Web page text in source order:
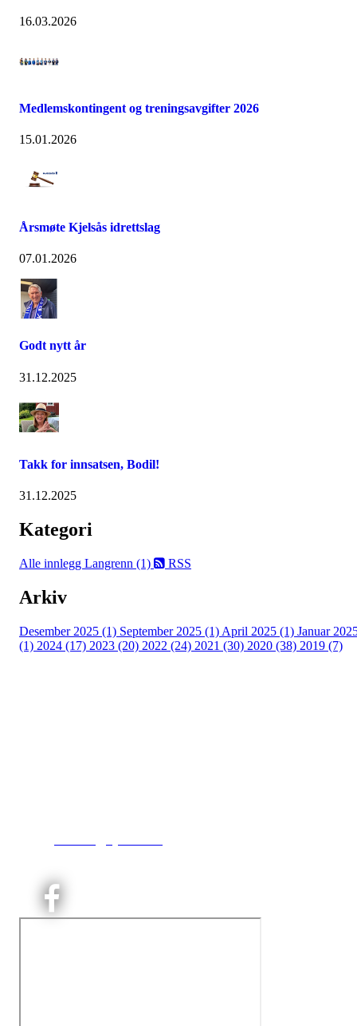
16.03.2026
Medlemskontingent og treningsavgifter 2026
15.01.2026
Årsmøte Kjelsås idrettslag
07.01.2026
Godt nytt år
31.12.2025
Takk for innsatsen, Bodil!
31.12.2025
Kategori
Alle innlegg Langrenn (1) RSS
Arkiv
Desember 2025 (1) September 2025 (1) April 2025 (1) Januar
(1) 2024 (17) 2023 (20) 2022 (24) 2021 (30) 2020 (38) 2019 (7)